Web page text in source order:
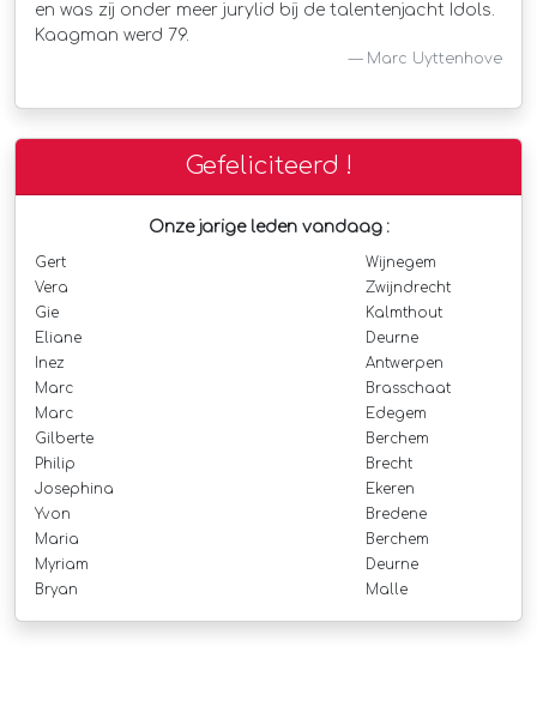
Gefeliciteerd !
Onze jarige leden vandaag :
Gert
Wijnegem
Vera
Zwijndrecht
Gie
Kalmthout
Eliane
Deurne
Inez
Antwerpen
Marc
Brasschaat
Marc
Edegem
Gilberte
Berchem
Philip
Brecht
Josephina
Ekeren
Yvon
Bredene
Maria
Berchem
Myriam
Deurne
Bryan
Malle
en was zij onder meer jurylid bij de talentenjacht Idols.
Kaagman werd 79.
Marc Uyttenhove